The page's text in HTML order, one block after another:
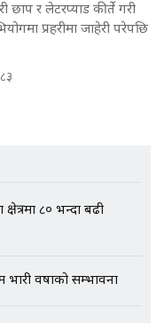
भिसामा सेटिङको
गृह मन्त्रालय
फलोअपः CCTV फुटेज
प्रहरीमा जाहेरी परेपछि
८० भन्दा बढी
वर्षाको सम्भावना